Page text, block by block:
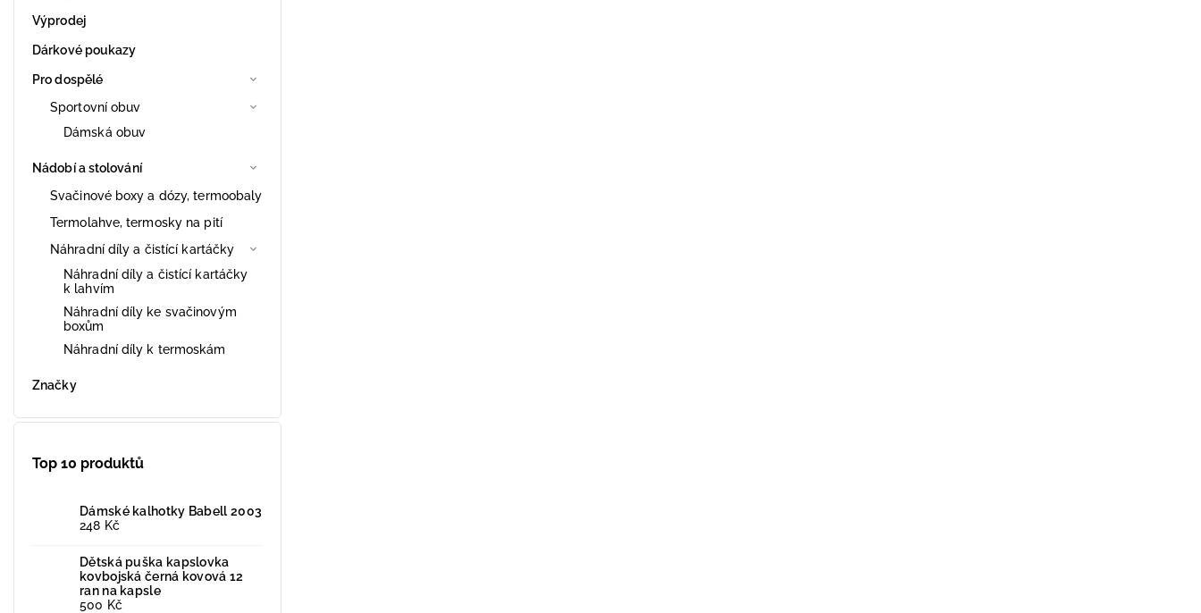
Výprodej
Dárkové poukazy
Pro dospělé
Sportovní obuv
Dámská obuv
Nádobí a stolování
Svačinové boxy a dózy, termoobaly
Termolahve, termosky na pití
Náhradní díly a čistící kartáčky
Náhradní díly a čistící kartáčky
k lahvím
Náhradní díly ke svačinovým
boxům
Náhradní díly k termoskám
Značky
Top 10 produktů
Dámské kalhotky Babell 2003
248 Kč
Dětská puška kapslovka
kovbojská černá kovová 12
ran na kapsle
500 Kč